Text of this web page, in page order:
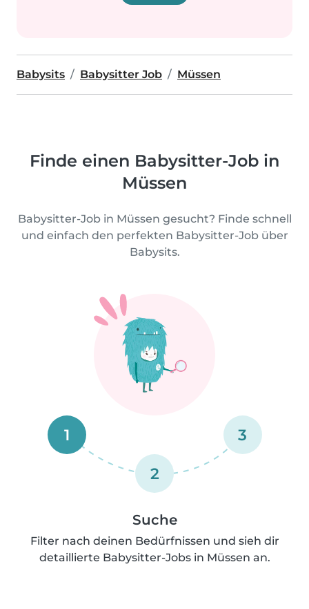
Babysits Babysitter Job Müssen
Finde einen Babysitter-Job in
Müssen
Babysitter-Job in Müssen gesucht? Finde schnell
und einfach den perfekten Babysitter-Job über
Babysits.
1
2
3
Suche
Filter nach deinen Bedürfnissen und sieh dir
detaillierte Babysitter-Jobs in Müssen an.